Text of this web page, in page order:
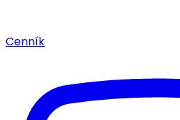
Cenník